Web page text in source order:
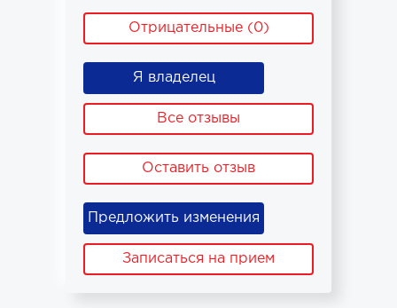
Отрицательные (0)
Я владелец
Все отзывы
Оставить отзыв
Предложить изменения
Записаться на прием